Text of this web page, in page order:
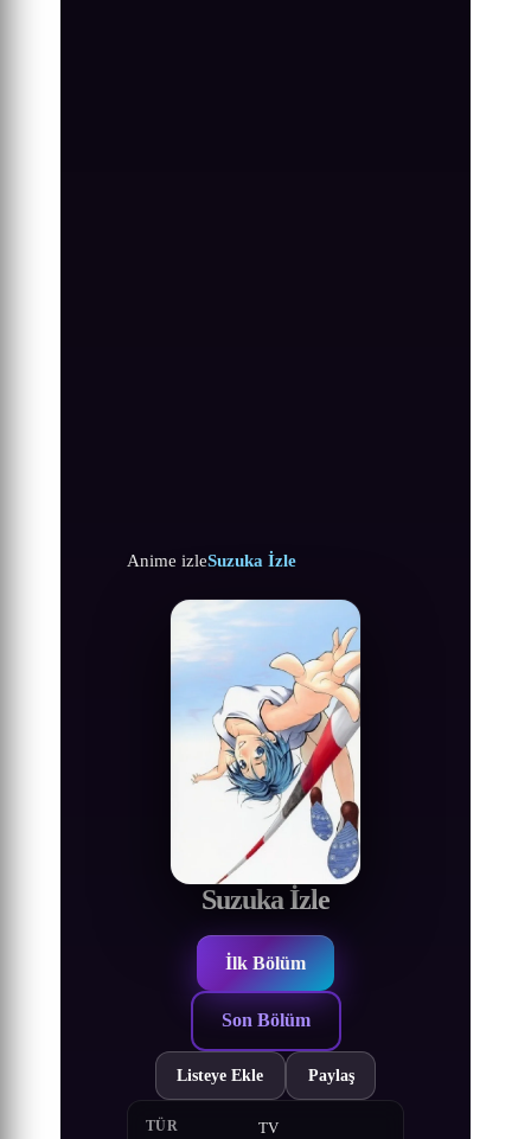
Anime izleSuzuka İzle
Suzuka İzle
İlk Bölüm
Son Bölüm
Listeye Ekle Paylaş
TÜR TV